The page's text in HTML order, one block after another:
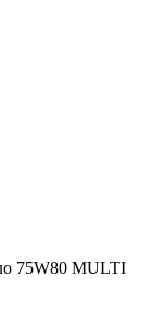
75W80 MULTI